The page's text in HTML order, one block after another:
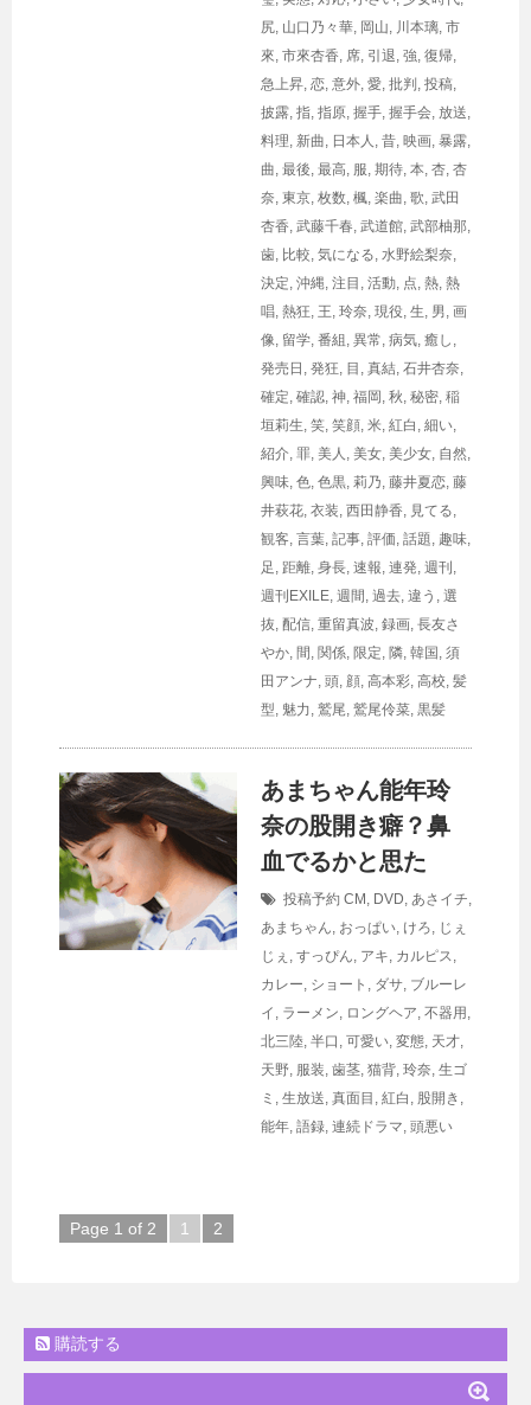
尻, 山口乃々華, 岡山, 川本璃, 市
來, 市來杏香, 席, 引退, 強, 復帰,
急上昇, 恋, 意外, 愛, 批判 , 投稿,
披露, 指, 指原, 握手, 握手会, 放送,
料理, 新曲, 日本人 , 昔, 映画, 暴露,
曲, 最後, 最高, 服, 期待, 本, 杏, 杏
奈, 東京, 枚数, 楓, 楽曲, 歌, 武田
杏香, 武藤千春, 武道館, 武部柚那,
歯, 比較, 気になる, 水野絵梨奈,
決定, 沖縄, 注目 , 活動, 点, 熱, 熱
唱, 熱狂, 王, 玲奈, 現役, 生, 男, 画
像, 留学, 番組 , 異常, 病気, 癒し ,
発売日 , 発狂, 目 , 真結, 石井杏奈,
確定, 確認, 神, 福岡 , 秋, 秘密, 稲
垣莉生, 笑, 笑顔, 米, 紅白 , 細い,
紹介, 罪, 美人 , 美女, 美少女, 自然,
興味, 色, 色黒, 莉乃, 藤井夏恋, 藤
井萩花, 衣装, 西田静香, 見てる,
観客, 言葉, 記事, 評価, 話題, 趣味,
足 , 距離, 身長, 速報, 連発, 週刊 ,
週刊EXILE, 週間 , 過去, 違う , 選
抜, 配信, 重留真波, 録画, 長友さ
やか, 間 , 関係, 限定, 隣, 韓国 , 須
田アンナ, 頭, 顔, 高本彩, 高校, 髪
型, 魅力, 鷲尾, 鷲尾伶菜, 黒髪
あまちゃん能年玲
奈の股開き癖？鼻
血でるかと思た
投稿予約 CM , DVD, あさイチ,
あまちゃん, おっぱい, けろ, じぇ
じぇ , すっぴん, アキ, カルピス,
カレー, ショート , ダサ, ブルーレ
イ , ラーメン, ロングヘア, 不器用 ,
北三陸, 半口 , 可愛い, 変態, 天才,
天野, 服装, 歯茎, 猫背, 玲奈, 生ゴ
ミ , 生放送, 真面目 , 紅白 , 股開き ,
能年, 語録, 連続ドラマ, 頭悪い
Page 1 of 2 1 2
購読する